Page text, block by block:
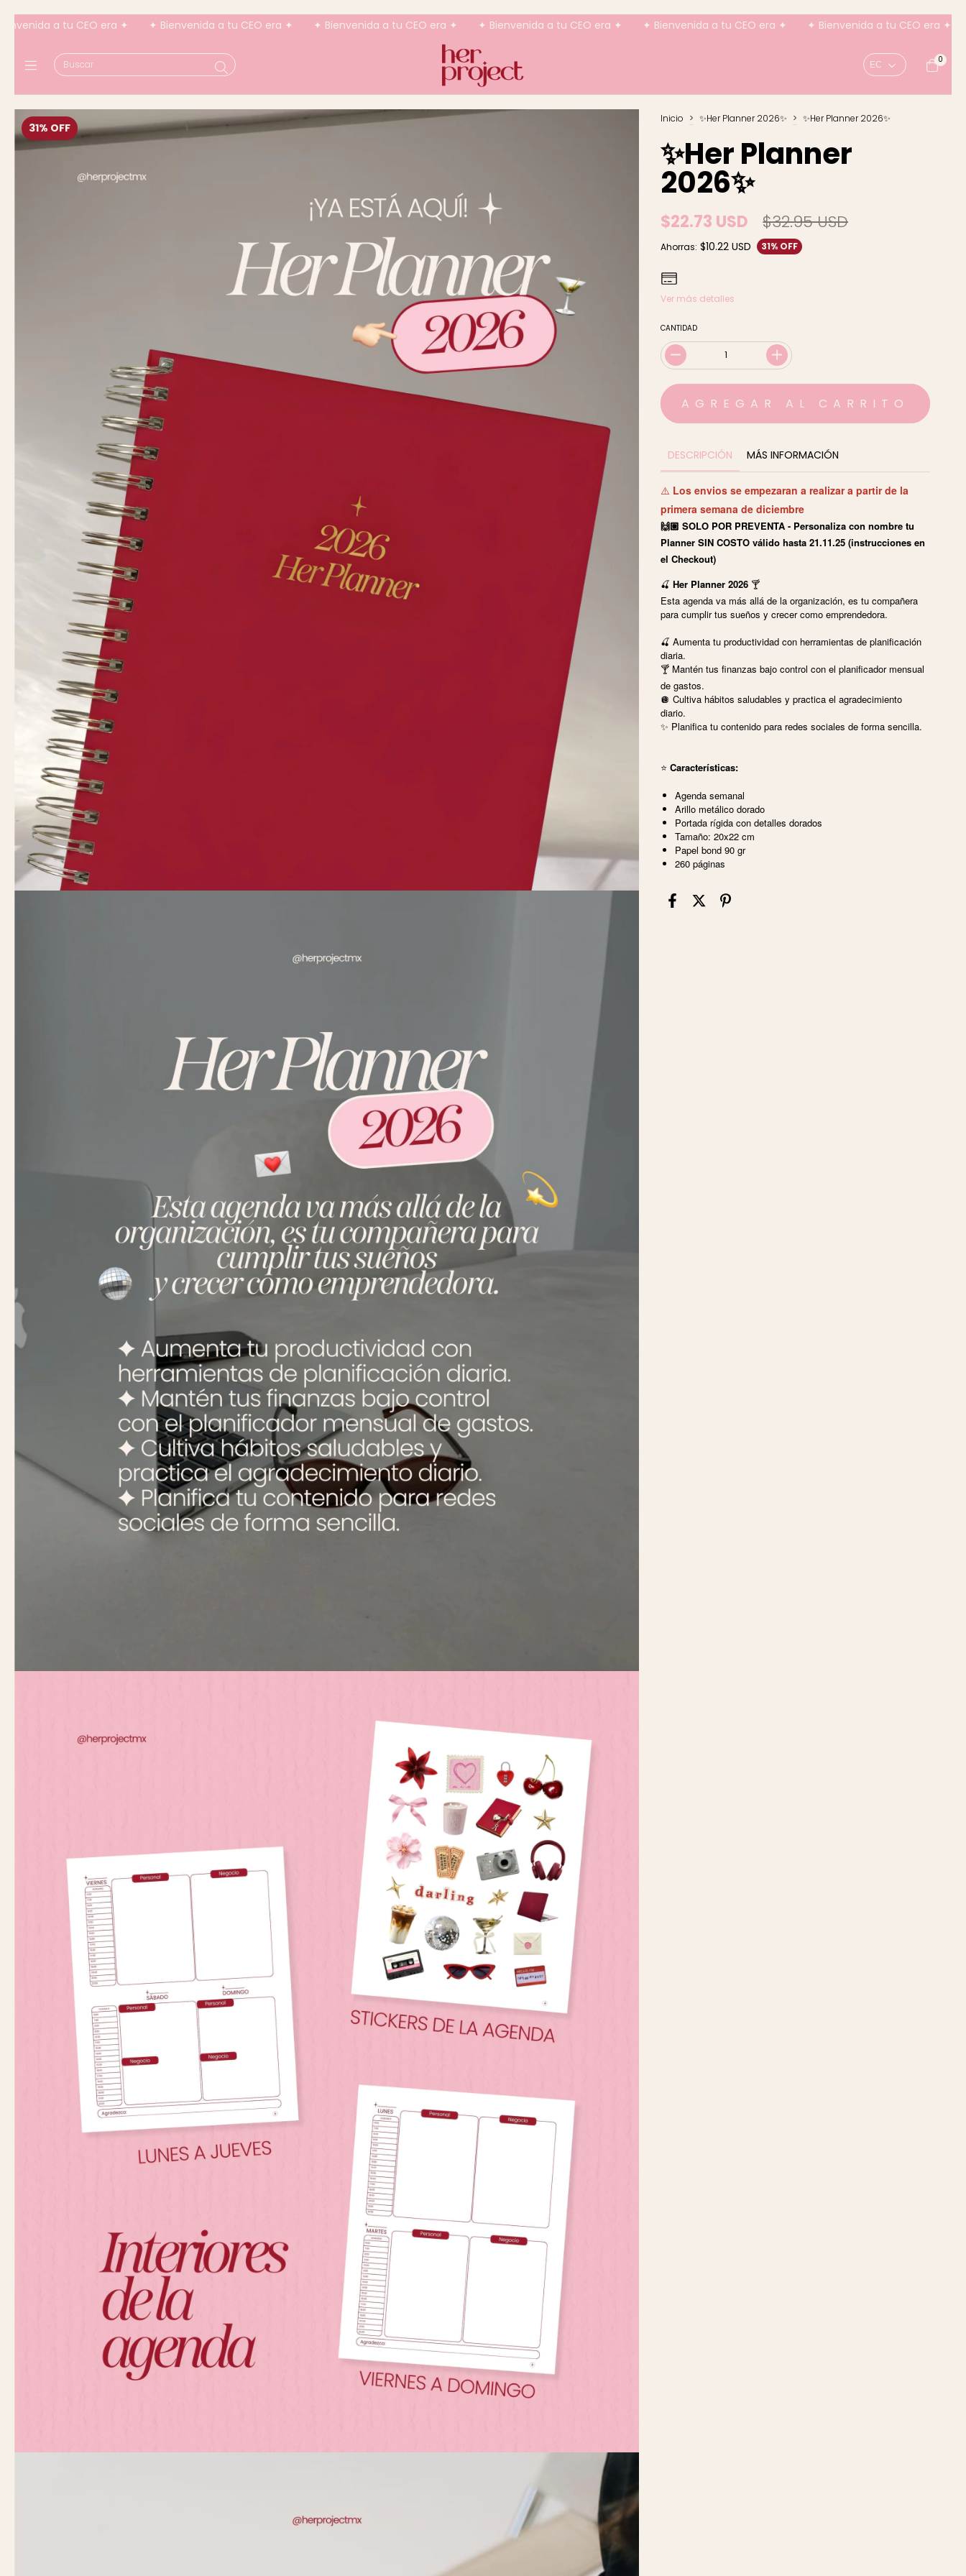
era ✦ ✦ Bienvenida a tu CEO era ✦ ✦ Bienvenida a tu CEO era ✦ ✦ Bienvenida a tu CEO era ✦ ✦ Bienvenida a tu CEO era ✦ ✦ Bienvenida a tu CEO era ✦ ✦ Bienvenida a tu
0
31% OFF
Inicio > ✨Her Planner 2026✨ > ✨Her Planner 2026✨
✨Her Planner
2026✨
$22.73 USD $32.95 USD
Ahorras: $10.22 USD 31% OFF
Ver más detalles
CANTIDAD
DESCRIPCIÓN MÁS INFORMACIÓN
⚠️ Los envios se empezaran a realizar a partir de la
primera semana de diciembre
🙌🏼 SOLO POR PREVENTA - Personaliza con nombre tu
Planner SIN COSTO válido hasta 21.11.25 (instrucciones en
el Checkout)
🍒 Her Planner 2026 🍸
Esta agenda va más allá de la organización, es tu compañera
para cumplir tus sueños y crecer como emprendedora.
🍒 Aumenta tu productividad con herramientas de planificación
diaria.
🍸 Mantén tus finanzas bajo control con el planificador mensual
de gastos.
🪩 Cultiva hábitos saludables y practica el agradecimiento
diario.
✨ Planifica tu contenido para redes sociales de forma sencilla.
⭐️ Características:
Agenda semanal
Arillo metálico dorado
Portada rígida con detalles dorados
Tamaño: 20x22 cm
Papel bond 90 gr
260 páginas